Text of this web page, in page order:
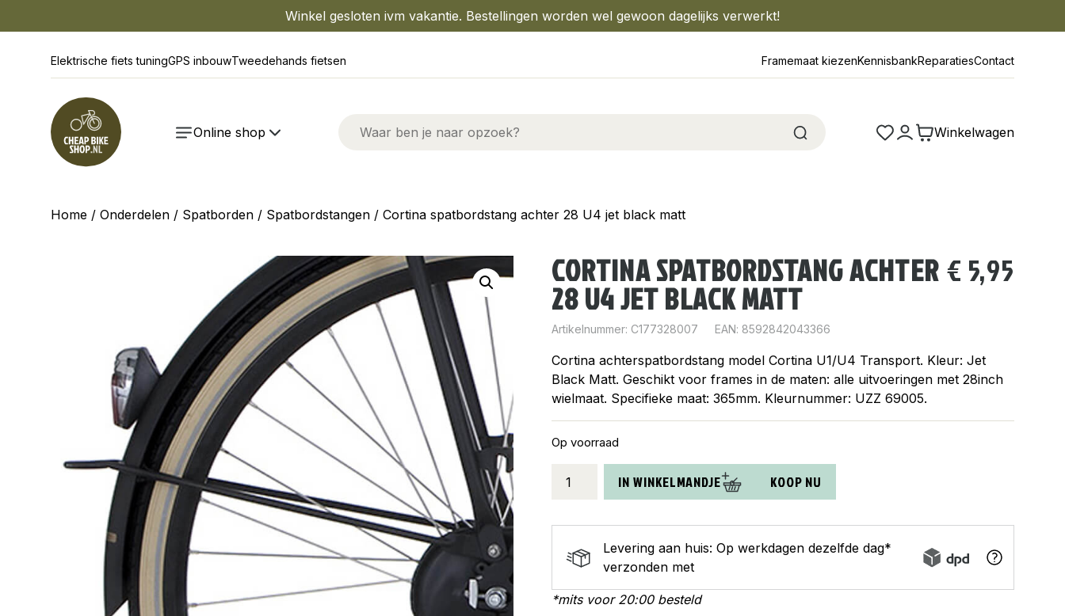
Winkel gesloten ivm vakantie. Bestellingen worden wel gewoon dagelijks verwerkt!
Elektrische fiets tuningGPS inbouwTweedehands fietsen Framemaat kiezenKennisbankReparatiesContact
Online shop Winkelwagen
Home / Onderdelen / Spatborden / Spatbordstangen / Cortina spatbordstang achter 28 U4 jet black matt
CORTINA SPATBORDSTANG ACHTER
28 U4 JET BLACK MATT
€ 5,95
Artikelnummer: C177328007 EAN: 8592842043366
Cortina achterspatbordstang model Cortina U1/U4 Transport. Kleur: Jet
Black Matt. Geschikt voor frames in de maten: alle uitvoeringen met 28inch
wielmaat. Specifieke maat: 365mm. Kleurnummer: UZZ 69005.
Op voorraad
spatbordstang
28
U4
black
matt
IN WINKELMANDJE KOOP NU
Levering aan huis: Op werkdagen dezelfde dag*
verzonden met
*mits voor 20:00 besteld